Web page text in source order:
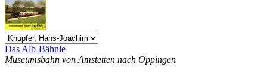
Das Alb-Bähnle
Museumsbahn von Amstetten nach Oppingen